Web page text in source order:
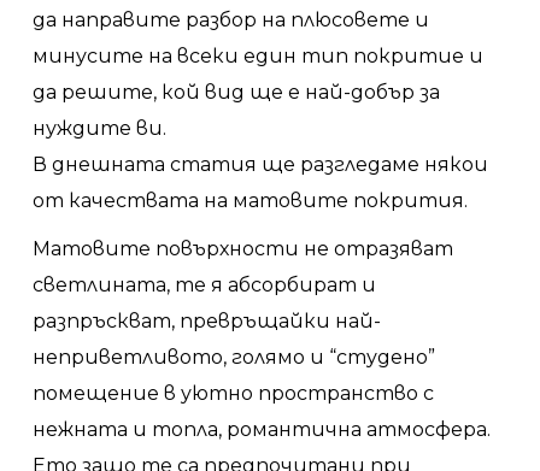
да направите разбор на плюсовете и
минусите на всеки един тип покритие и
да решите, кой вид ще е най-добър за
нуждите ви.
В днешната статия ще разгледаме някои
от качествата на матовите покрития.
Матовите повърхности не отразяват
светлината, те я абсорбират и
разпръскват, превръщайки най-
неприветливото, голямо и “студено”
помещение в уютно пространство с
нежната и топла, романтична атмосфера.
Ето защо те са предпочитани при